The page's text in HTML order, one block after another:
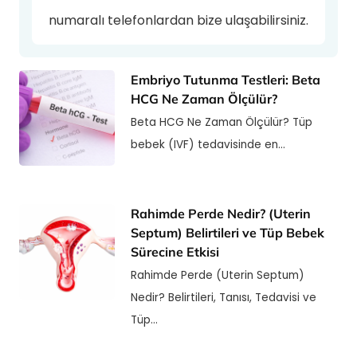
numaralı telefonlardan bize ulaşabilirsiniz.
Embriyo Tutunma Testleri: Beta
HCG Ne Zaman Ölçülür?
Beta HCG Ne Zaman Ölçülür? Tüp
bebek (IVF) tedavisinde en…
Rahimde Perde Nedir? (Uterin
Septum) Belirtileri ve Tüp Bebek
Sürecine Etkisi
Rahimde Perde (Uterin Septum)
Nedir? Belirtileri, Tanısı, Tedavisi ve
Tüp…